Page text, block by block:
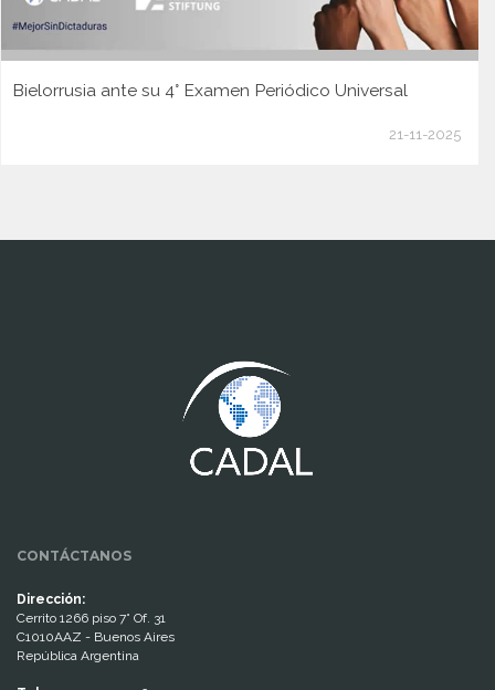
Bielorrusia ante su 4° Examen Periódico Universal
21-11-2025
CONTÁCTANOS
Dirección:
Cerrito 1266 piso 7° Of. 31
C1010AAZ - Buenos Aires
República Argentina